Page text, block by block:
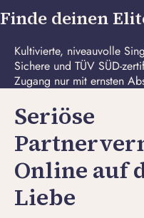
Adresse
erstellen
Finde deinen
Kultivierte, niveauvolle
Sichere und TÜV SÜD-
Zugang nur mit ernsten
Seriöse
Online auf
Liebe